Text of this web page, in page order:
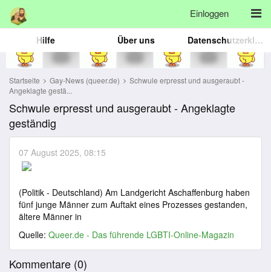
Einloggen
Hilfe Über uns Datenschutzerklärung
Startseite Gay-News (queer.de)
Schwule erpresst und ausgeraubt -
Angeklagte gestä...
Schwule erpresst und ausgeraubt - Angeklagte
geständig
07 August 2025, 08:15
(Politik - Deutschland) Am Landgericht Aschaffenburg haben
fünf junge Männer zum Auftakt eines Prozesses gestanden,
ältere Männer in
Quelle: Queer.de - Das führende LGBTI-Online-Magazin
Kommentare (0)